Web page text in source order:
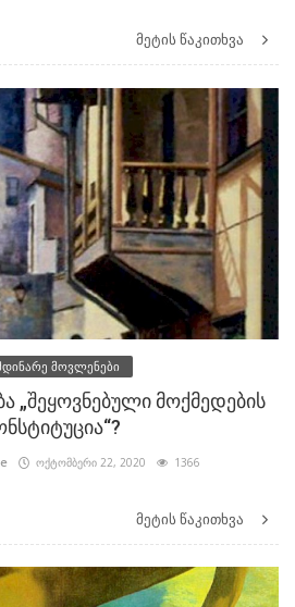
მეტის წაკითხვა
მოვლენები
„შეყოვნებული მოქმედების
ოქტომბერი 22, 2020 1366
მეტის წაკითხვა